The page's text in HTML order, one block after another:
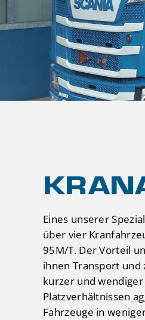
Eines unserer
über vier
95M/T. Der Vorteil
ihnen Transport
kurzer und
Platzverhältnissen
Fahrzeuge in